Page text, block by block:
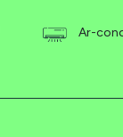
Ar-